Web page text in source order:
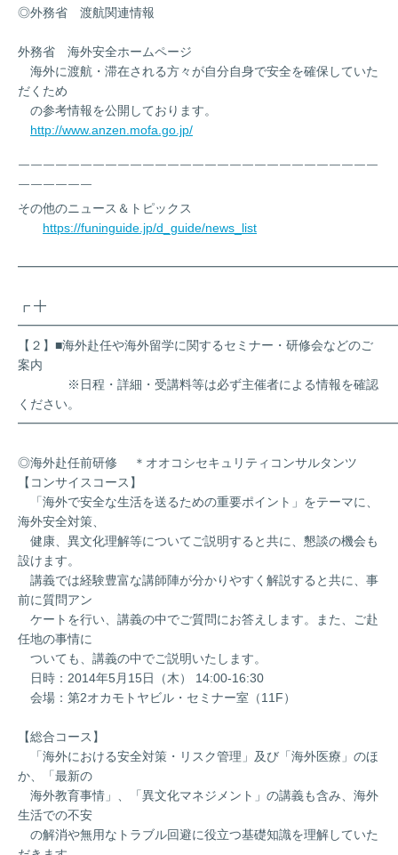
◎外務省 渡航関連情報
外務省 海外安全ホームページ
海外に渡航・滞在される方々が自分自身で安全を確保していた
だくため
の参考情報を公開しております。
http://www.anzen.mofa.go.jp/
￣￣￣￣￣￣￣￣￣￣￣￣￣￣￣￣￣￣￣￣￣￣￣￣￣￣￣￣￣
￣￣￣￣￣￣
その他のニュース＆トピックス
https://funinguide.jp/d_guide/news_list
┏ ╋
【２】■海外赴任や海外留学に関するセミナー・研修会などのご
案内
※日程・詳細・受講料等は必ず主催者による情報を確認
ください。
◎海外赴任前研修 ＊オオコシセキュリティコンサルタンツ
【コンサイスコース】
「海外で安全な生活を送るための重要ポイント」をテーマに、
海外安全対策、
健康、異文化理解等についてご説明すると共に、懇談の機会も
設けます。
講義では経験豊富な講師陣が分かりやすく解説すると共に、事
前に質問アン
ケートを行い、講義の中でご質問にお答えします。また、ご赴
任地の事情に
ついても、講義の中でご説明いたします。
日時：2014年5月15日（木） 14:00-16:30
会場：第2オカモトヤビル・セミナー室（11F）
【総合コース】
「海外における安全対策・リスク管理」及び「海外医療」のほ
か、「最新の
海外教育事情」、「異文化マネジメント」の講義も含み、海外
生活での不安
の解消や無用なトラブル回避に役立つ基礎知識を理解していた